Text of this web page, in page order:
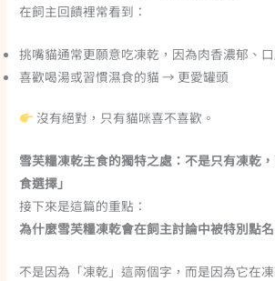
在飼主回饋裡常看到：
挑嘴貓通常更願意吃凍乾，因為肉香濃郁、
喜歡喝湯或習慣濕食的貓 → 更愛罐頭
沒有絕對，只有貓咪喜不喜歡。
雪芙糧凍乾主食的獨特之處：不是只有凍乾
食選擇」
接下來是這篇的重點：
為什麼雪芙糧凍乾會在飼主討論中被特別點名
不是因為「凍乾」這兩個字，而是因為它在